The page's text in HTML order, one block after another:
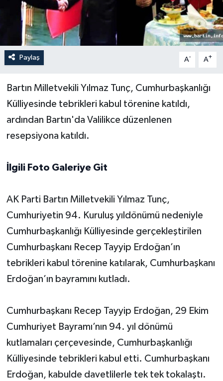
Paylaş A- A+
Bartın Milletvekili Yılmaz Tunç, Cumhurbaşkanlığı
Külliyesinde tebrikleri kabul törenine katıldı,
ardından Bartın'da Valilikce düzenlenen
resepsiyona katıldı.
İlgili Foto Galeriye Git
AK Parti Bartın Milletvekili Yılmaz Tunç,
Cumhuriyetin 94. Kuruluş yıldönümü nedeniyle
Cumhurbaşkanlığı Külliyesinde gerçekleştirilen
Cumhurbaşkanı Recep Tayyip Erdoğan’ın
tebrikleri kabul törenine katılarak, Cumhurbaşkanı
Erdoğan’ın bayramını kutladı.
Cumhurbaşkanı Recep Tayyip Erdoğan, 29 Ekim
Cumhuriyet Bayramı’nın 94. yıl dönümü
kutlamaları çerçevesinde, Cumhurbaşkanlığı
Külliyesinde tebrikleri kabul etti. Cumhurbaşkanı
Erdoğan, kabulde davetlilerle tek tek tokalaştı.
Tarım
Turizm
Yaşam
DÜNYA
YEREL